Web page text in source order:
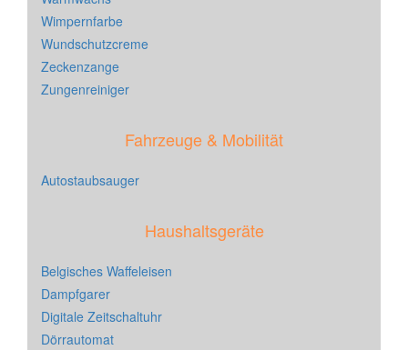
Wimpernfarbe
Wundschutzcreme
Zeckenzange
Zungenreiniger
Fahrzeuge & Mobilität
Autostaubsauger
Haushaltsgeräte
Belgisches Waffeleisen
Dampfgarer
Digitale Zeitschaltuhr
Dörrautomat